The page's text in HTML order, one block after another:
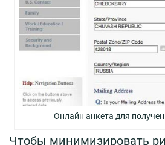
Онлайн анкета для
Чтобы минимизировать